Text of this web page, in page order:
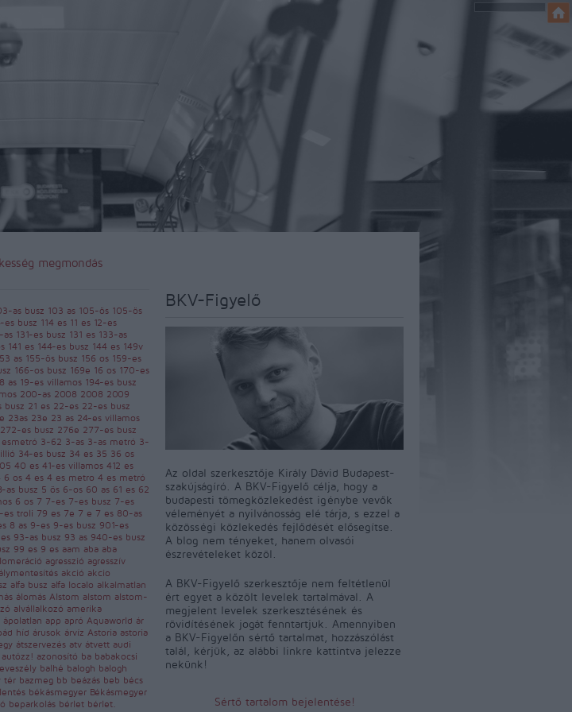
megmondás
as busz 103 as 105-ös 105-ös
es busz 114 es 11 es 12-es
as 131-es busz 131 es 133-as
141 es 144-es busz 144 es 149v
as 155-ös busz 156 os 159-es
166-os busz 169e 16 os 170-es
as 19-es villamos 194-es busz
200-as 2008 2008 2009
busz 21 es 22-es 22-es busz
23as 23e 23 as 24-es villamos
272-es busz 276e 277-es busz
3-62 3-as 3-as metró 3-
34-es busz 34 es 35 36 os
40 es 41-es villamos 412 es
6 os 4 es 4 es metro 4 es metró
as busz 5 ös 6-os 60 as 61 es 62
6 os 7 7-es 7-es busz 7-es
es troli 79 es 7e 7 e 7 es 80-as
8 as 9-es 9-es busz 901-es
93-as busz 93 as 940-es busz
99 es 9 es aam aba aba
agresszió agresszív
akció akcio
alfa busz alfa localo alkalmatlan
álomás Alstom alstom alstom-
alvállalkozó amerika
ápolatlan app apró Aquaworld ár
híd árusok árvíz Astoria astoria
átszervezés atv átvett audi
autózz! azonosító ba babakocsi
balhé balogh balogh
tér bazmeg bb beázás beb bécs
békásmegyer Békásmegyer
beparkolás bérlet bérlet.
BKV-Figyelő
Az oldal szerkesztője Király Dávid Budapest-
szakújságíró. A BKV-Figyelő célja, hogy a
budapesti tömegközlekedést igénybe vevők
véleményét a nyilvánosság elé tárja, s ezzel a
közösségi közlekedés fejlődését elősegítse.
A blog nem tényeket, hanem olvasói
észrevételeket közöl.
A BKV-Figyelő szerkesztője nem feltétlenül
ért egyet a közölt levelek tartalmával. A
megjelent levelek szerkesztésének és
rövidítésének jogát fenntartjuk. Amennyiben
a BKV-Figyelőn sértő tartalmat, hozzászólást
talál, kérjük, az alábbi linkre kattintva jelezze
nekünk!
Sértő tartalom bejelentése!